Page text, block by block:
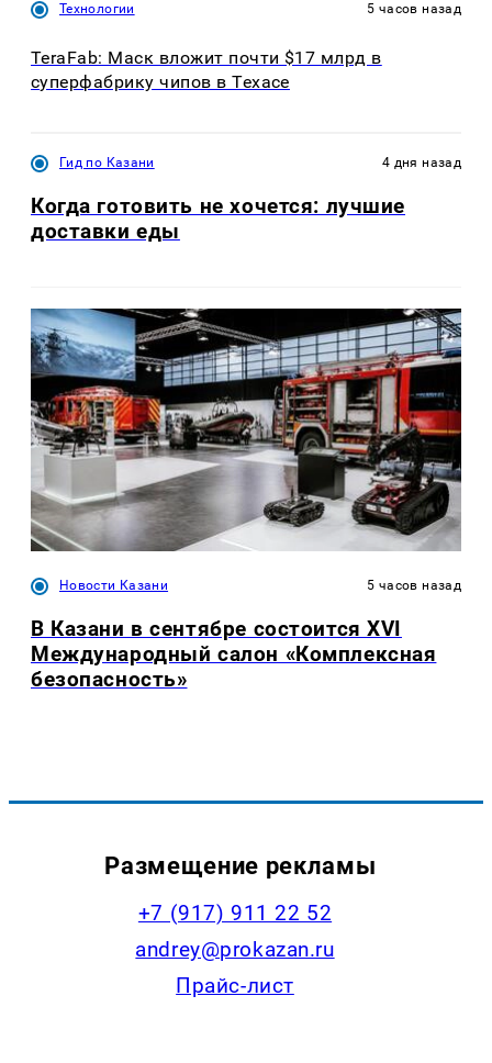
Технологии 5 часов назад
TeraFab: Маск вложит почти $17 млрд в
суперфабрику чипов в Техасе
Гид по Казани 4 дня назад
Когда готовить не хочется: лучшие
доставки еды
Новости Казани 5 часов назад
В Казани в сентябре состоится XVI
Международный салон «Комплексная
безопасность»
Размещение рекламы
+7 (917) 911 22 52
andrey@prokazan.ru
Прайс-лист